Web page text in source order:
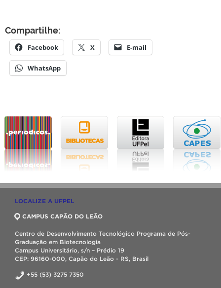
Compartilhe:
Facebook X E-mail
WhatsApp
LOCALIZE A UFPEL
CAMPUS CAPÃO DO LEÃO
Centro de Desenvolvimento Tecnológico Programa de Pós-
Graduação em Biotecnologia
Campus Universitário, s/n – Prédio 19
CEP: 96160-000, Capão do Leão - RS, Brasil
+55 (53) 3275 7350